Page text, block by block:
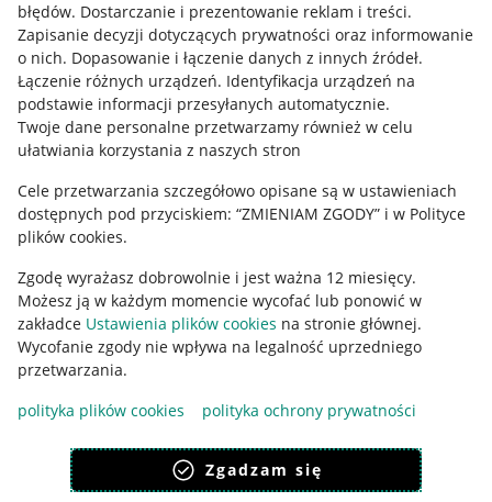
błędów. Dostarczanie i prezentowanie reklam i treści.
Zapisanie decyzji dotyczących prywatności oraz informowanie
o nich. Dopasowanie i łączenie danych z innych źródeł.
Łączenie różnych urządzeń. Identyfikacja urządzeń na
podstawie informacji przesyłanych automatycznie.
Twoje dane personalne przetwarzamy również w celu
ułatwiania korzystania z naszych stron
Cele przetwarzania szczegółowo opisane są w ustawieniach
dostępnych pod przyciskiem: “ZMIENIAM ZGODY” i w Polityce
plików cookies.
Zgodę wyrażasz dobrowolnie i jest ważna 12 miesięcy.
Możesz ją w każdym momencie wycofać lub ponowić w
zakładce Ustawienia plików cookies na stronie głównej.
Wycofanie zgody nie wpływa na legalność uprzedniego
przetwarzania.
polityka plików cookies
polityka ochrony prywatności
Zgadzam się
Informacje prawne
Regulamin
Polityka plików "cookies"
Ustawienia plików "cookies"
Udostępnianie lokalizacji
Informacje dla Aktu o Usługach Cyfrowych
Pobierz aplikację